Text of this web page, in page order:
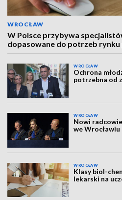
WROCŁAW
W Polsce przybywa
dopasowane do potrzeb rynku
WROCŁAW
Ochrona
potrzebna od
WROCŁAW
Nowi
we Wrocławiu
WROCŁAW
Klasy biol-
lekarski na